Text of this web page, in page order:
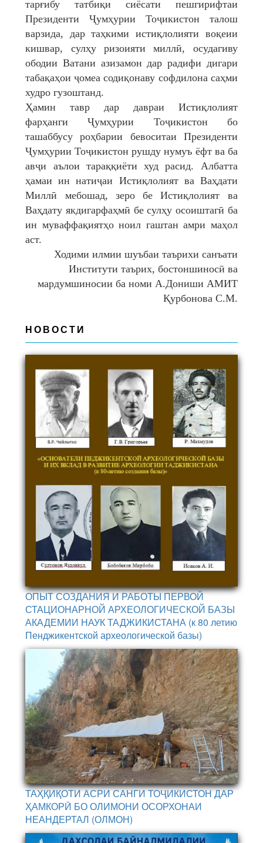
тарғибу татбиқи сиёсати пешгирифтаи
Президенти Ҷумҳурии Тоҷикистон талош
варзида, дар таҳкими истиқлолияти воқеии
кишвар, сулҳу ризоияти миллӣ, осудагиву
ободии Ватани азизамон дар радифи дигари
табақаҳои ҷомеа содиқонаву софдилона саҳми
худро гузоштанд.
Ҳамин тавр дар давраи Истиқлолият
фарҳанги Ҷумҳурии Тоҷикистон бо
ташаббусу роҳбарии бевоситаи Президенти
Ҷумҳурии Тоҷикистон рушду нумуъ ёфт ва ба
авҷи аълои тараққиёти худ расид. Албатта
ҳамаи ин натиҷаи Истиқлолият ва Ваҳдати
Миллӣ мебошад, зеро бе Истиқлолият ва
Ваҳдату якдигарфаҳмӣ бе сулҳу осоиштагӣ ба
ин муваффақиятҳо ноил гаштан амри маҳол
аст.
Ходими илмии шуъбаи таърихи санъати
Институти таърих, бостоншиносӣ ва
мардумшиносии ба номи А.Дониши АМИТ
Қурбонова С.М.
НОВОСТИ
ОПЫТ СОЗДАНИЯ И РАБОТЫ ПЕРВОЙ
СТАЦИОНАРНОЙ АРХЕОЛОГИЧЕСКОЙ БАЗЫ
АКАДЕМИИ НАУК ТАДЖИКИСТАНА (к 80 летию
Пенджикентской археологической базы)
ТАҲҚИҚОТИ АСРИ САНГИ ТОҶИКИСТОН ДАР
ҲАМКОРӢ БО ОЛИМОНИ ОСОРХОНАИ
НЕАНДЕРТАЛ (ОЛМОН)